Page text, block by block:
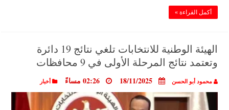
أكمل القراءة »
الهيئة الوطنية للانتخابات تلغي نتائج 19 دائرة
وتعتمد نتائج المرحلة الأولى في 9 محافظات
محمود أبو الحسن 18/11/2025 02:26 مساءً أخبار